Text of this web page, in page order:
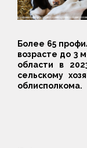
Более 65
возрасте до 3
области в
сельскому
облисполкома.